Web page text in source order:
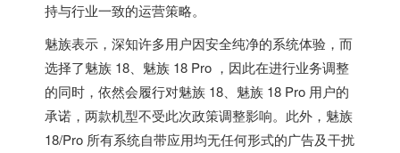
持与行业一致的运营策略。
魅族表示，深知许多用户因安全纯净的系统体验，而
选择了魅族 18、魅族 18 Pro ，因此在进行业务调整
的同时，依然会履行对魅族 18、魅族 18 Pro 用户的
承诺，两款机型不受此次政策调整影响。此外，魅族
18/Pro 所有系统自带应用均无任何形式的广告及干扰